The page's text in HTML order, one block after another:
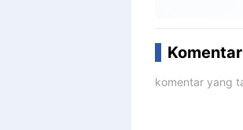
Komentar
komentar yang